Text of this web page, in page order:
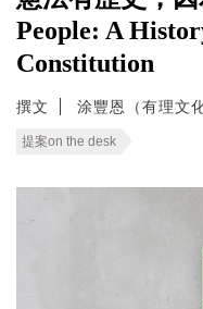
People: A
Constitution
撰文 涂豐恩（有理文
提案on the desk